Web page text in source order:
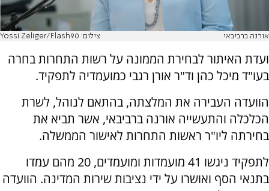
אורנה ברביבאי צילום: Yossi Zeliger/Flash90
ועדת האיתור לבחירת הממונה על רשות התחרות בחרה
בעו"ד מיכל כהן וד"ר אורן רגבי כמועמדיה לתפקיד.
הוועדה העבירה את המלצתה, בהתאם לנוהל, לשרת
הכלכלה והתעשייה אורנה ברביבאי, אשר תביא את
בחירתה ליו"ר ראשות התחרות לאישור הממשלה.
לתפקיד ניגשו 41 מועמדות ומועמדים, 20 מהם עמדו
בתנאי הסף ואושרו על ידי נציבות שירות המדינה. הוועדה